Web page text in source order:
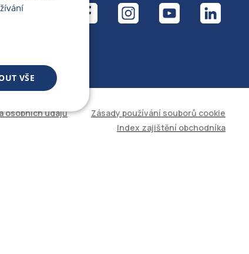
osobních údajů
Zásady používání souborů cookie
Index zajištění obchodníka
VŠE